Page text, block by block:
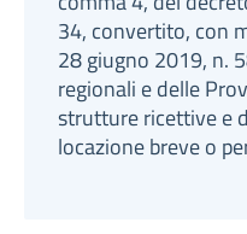
34, convertito, con
28 giugno 2019, n.
regionali e delle
strutture ricettive e
locazione breve o